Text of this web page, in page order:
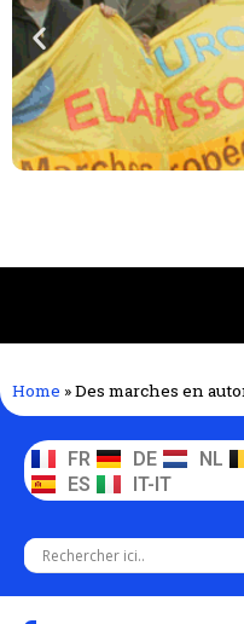
Home »Des marches en
FR DE NL
ES
IT-IT